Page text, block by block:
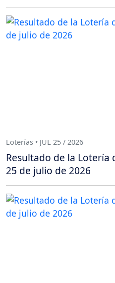
Loterías • JUL 25 / 2026
Resultado de la Lotería
25 de julio de 2026